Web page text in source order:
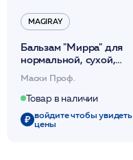
MAGIRAY
Бальзам "Мирра" для
нормальной, сухой,
комбинированной
кожи 100гр /Magiray*
Маски Проф.
Товар в наличии
войдите чтобы увидеть
цены